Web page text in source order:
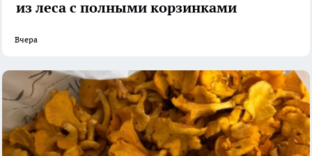
из леса с полными корзинками
Вчера